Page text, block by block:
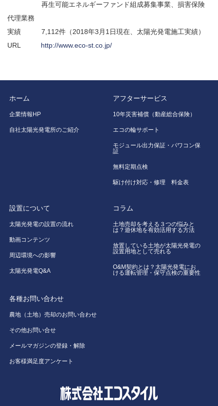
再生可能エネルギーファンド組成募集事業、損害保険
代理業務
実績 7,112件（2018年3月1日現在、太陽光発電施工実績）
URL http://www.eco-st.co.jp/
ホーム
企業情報HP
自社太陽光発電所のご紹介
アフターサービス
10年災害補償（動産総合保険）
エコの輪サポート
モジュール出力保証・パワコン保
証
無料定期点検
駆け付け対応・修理 料金表
設置について
太陽光発電の設置の流れ
動画コンテンツ
周辺環境への影響
太陽光発電Q&A
コラム
土地売却を考える３つの悩みと
は？遊休地を有効活用する方法
放置している土地が太陽光発電の
設置用地として売れる
O&M契約とは？太陽光発電にお
ける運転管理・保守点検の重要性
各種お問い合わせ
農地（土地）売却のお問い合わせ
その他お問い合せ
メールマガジンの登録・解除
お客様満足度アンケート